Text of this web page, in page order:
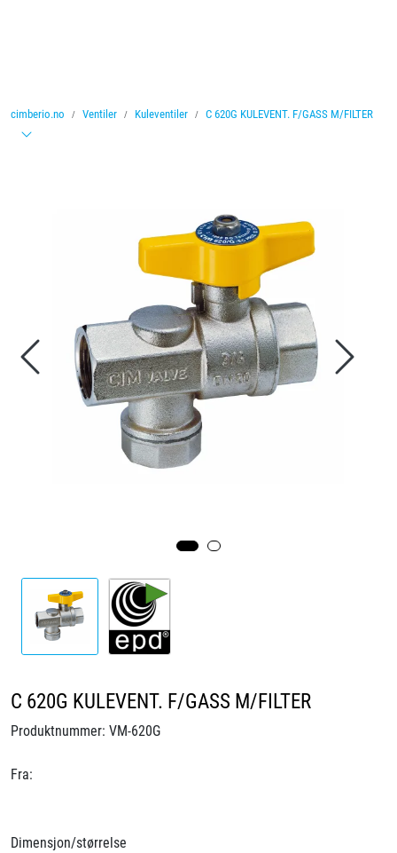
cimberio.no Ventiler Kuleventiler C 620G KULEVENT. F/GASS M/FILTER
C 620G KULEVENT. F/GASS M/FILTER
Produktnummer: VM-620G
Fra:
Dimensjon/størrelse
Vannbehandling
Knolval
Blogg
Miljø og bærekraft
Et annerledes selskap